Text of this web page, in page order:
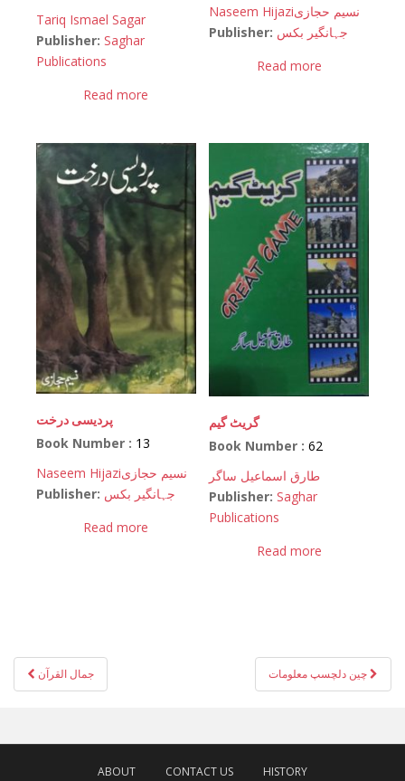
Tariq Ismael Sagar
Publisher: Saghar
Publications
Read more
Naseem Hijaziنسیم حجازی
Publisher: جہانگیر بکس
Read more
پردیسی درخت
Book Number : 13
Naseem Hijaziنسیم حجازی
Publisher: جہانگیر بکس
Read more
گریٹ گیم
Book Number :62
طارق اسماعیل ساگر
Publisher: Saghar
Publications
Read more
Post
navigation
جمال القرآن
ABOUT CONTACT US HISTORY